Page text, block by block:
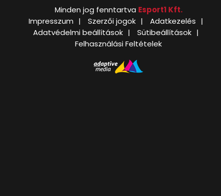
Minden jog fenntartva Esport1 Kft.
Impresszum
Szerzői jogok
Adatkezelés
Adatvédelmi beállítások
Sütibeállítások
Felhasználási Feltételek